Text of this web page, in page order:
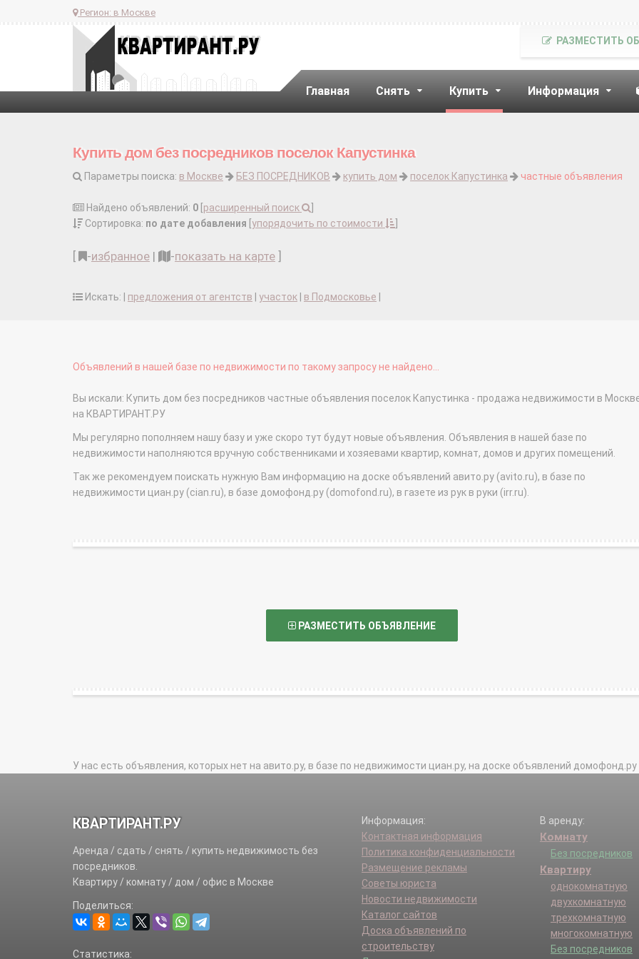
Регион: в Москве
Главная Снять Купить Информация
РАЗМЕСТИТЬ
Купить дом без посредников поселок Капустинка
Параметры поиска: в Москве БЕЗ ПОСРЕДНИКОВ купить дом поселок Капустинка частные объявления
Найдено объявлений: 0 расширенный поиск
Сортировка: по дате добавления упорядочить по стоимости
-избранное | -показать на карте
Искать: | предложения от агентств участок в Подмосковье
Объявлений в нашей базе по недвижимости по такому запросу не найдено...
Вы искали: Купить дом без посредников частные объявления поселок Капустинка - продажа недвижимости в
на КВАРТИРАНТ.РУ
Мы регулярно пополняем нашу базу и уже скоро тут будут новые объявления. Объявления в нашей базе по
недвижимости наполняются вручную собственниками и хозяевами квартир, комнат, домов и других помещений.
Так же рекомендуем поискать нужную Вам информацию на доске объявлений авито.ру (avito.ru), в базе по
недвижимости циан.ру (cian.ru), в базе домофонд.ру (domofond.ru), в газете из рук в руки (irr.ru).
РАЗМЕСТИТЬ ОБЪЯВЛЕНИЕ
У нас есть объявления, которых нет на авито.ру, в базе по недвижимости циан.ру, на доске объявлений домофонд.ру
КВАРТИРАНТ.РУ
Аренда / сдать / снять / купить недвижимость без
посредников.
Квартиру / комнату / дом / офис в Москве
Поделиться:
Статистика:
Информация:
Контактная информация
Политика конфиденциальности
Размещение рекламы
Советы юриста
Новости недвижимости
Каталог сайтов
Доска объявлений по
строительству
В аренду:
Комнату
Без посредников
Квартиру
однокомнатную
двухкомнатную
трехкомнатную
многокомнатную
Без посредников